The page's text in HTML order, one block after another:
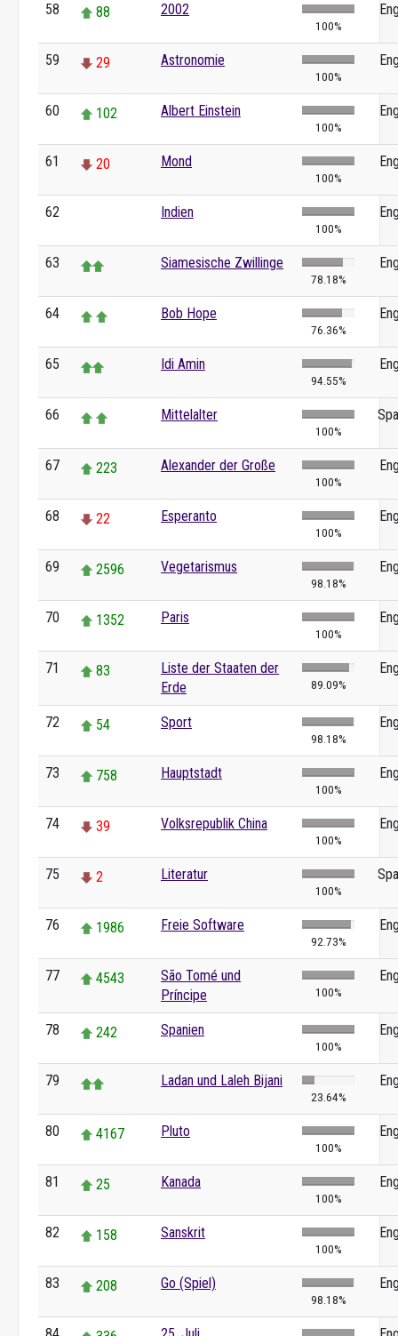
58 88 2002
100%
59 29 Astronomie
100%
60 102 Albert Einstein
100%
61 20 Mond
100%
62 Indien
100%
63 Siamesische Zwillinge
78.18%
64 Bob Hope
76.36%
65 Idi Amin
94.55%
66 Mittelalter
100%
67 223 Alexander der Große
100%
68 22 Esperanto
100%
69 2596 Vegetarismus
98.18%
70 1352 Paris
100%
71 83
Liste der Staaten der
Erde
89.09%
72 54 Sport
98.18%
73 758 Hauptstadt
100%
74 39 Volksrepublik China
100%
75 2 Literatur
100%
76 1986 Freie Software
92.73%
77 4543
São Tomé und
Príncipe
100%
78 242 Spanien
100%
79 Ladan und Laleh Bijani
23.64%
80 4167 Pluto
100%
81 25 Kanada
100%
82 158 Sanskrit
100%
83 208 Go (Spiel)
98.18%